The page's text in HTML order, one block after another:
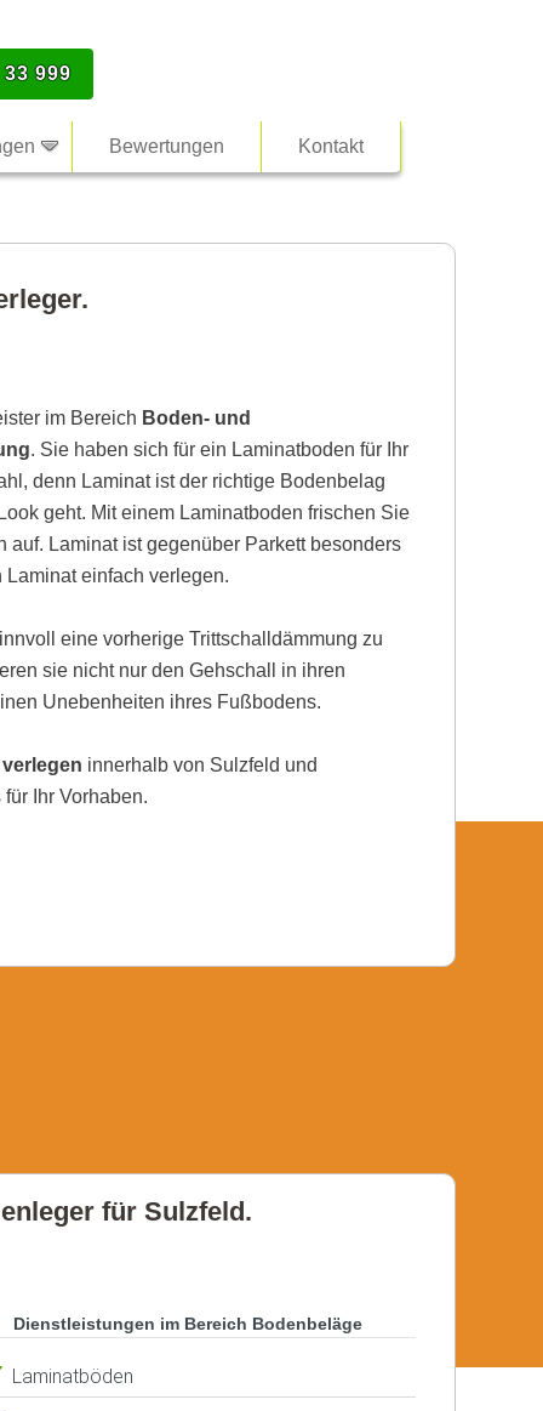
999
Bewertungen Kontakt
im Bereich Boden- und
. Sie haben sich für ein Laminatboden für Ihr
denn Laminat ist der richtige Bodenbelag
geht. Mit einem Laminatboden frischen Sie
Laminat ist gegenüber Parkett besonders
einfach verlegen.
eine vorherige Trittschalldämmung zu
sie nicht nur den Gehschall in ihren
Unebenheiten ihres Fußbodens.
innerhalb von Sulzfeld und
Ihr Vorhaben.
für Sulzfeld.
Dienstleistungen im Bereich Bodenbeläge
Laminatböden